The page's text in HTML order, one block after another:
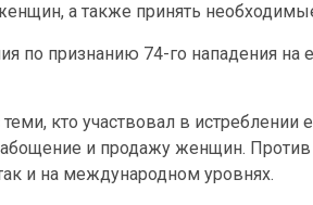
а также принять
по признанию 74-го нападения на
кто участвовал в
и продажу женщин.
и на международном уровнях.